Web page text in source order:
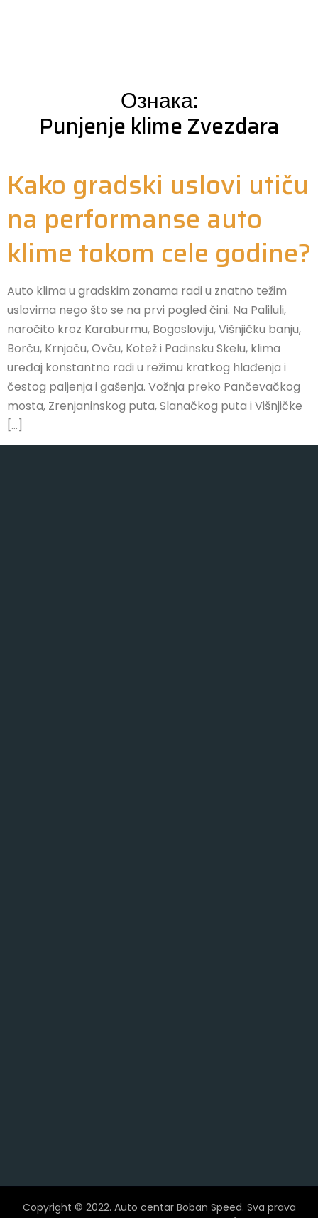
Ознака:
Punjenje klime Zvezdara
Kako gradski uslovi utiču
na performanse auto
klime tokom cele godine?
Auto klima u gradskim zonama radi u znatno težim
uslovima nego što se na prvi pogled čini. Na Paliluli,
naročito kroz Karaburmu, Bogosloviju, Višnjičku banju,
Borču, Krnjaču, Ovču, Kotež i Padinsku Skelu, klima
uređaj konstantno radi u režimu kratkog hlađenja i
čestog paljenja i gašenja. Vožnja preko Pančevačkog
mosta, Zrenjaninskog puta, Slanačkog puta i Višnjičke
[…]
Copyright © 2022. Auto centar Boban Speed. Sva prava